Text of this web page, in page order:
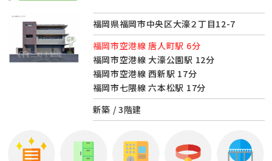
福岡県福岡市中央区大濠２丁目12-7
福岡市空港線 唐人町駅 6分
福岡市空港線 大濠公園駅 12分
福岡市空港線 西新駅 17分
福岡市七隈線 六本松駅 17分
新築 / 3階建